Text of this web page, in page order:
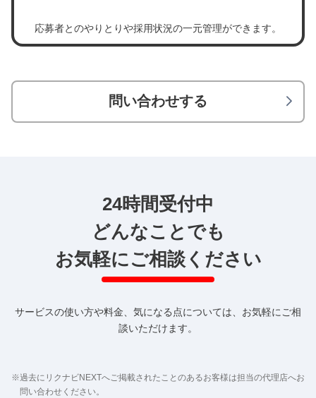
応募者とのやりとりや採用状況の一元管理ができます。
問い合わせする
24時間受付中
どんなことでも
お気軽にご相談ください
サービスの使い方や料金、気になる点については、お気軽にご相
談いただけます。
※過去にリクナビNEXTへご掲載されたことのあるお客様は担当の代理店へお
問い合わせください。